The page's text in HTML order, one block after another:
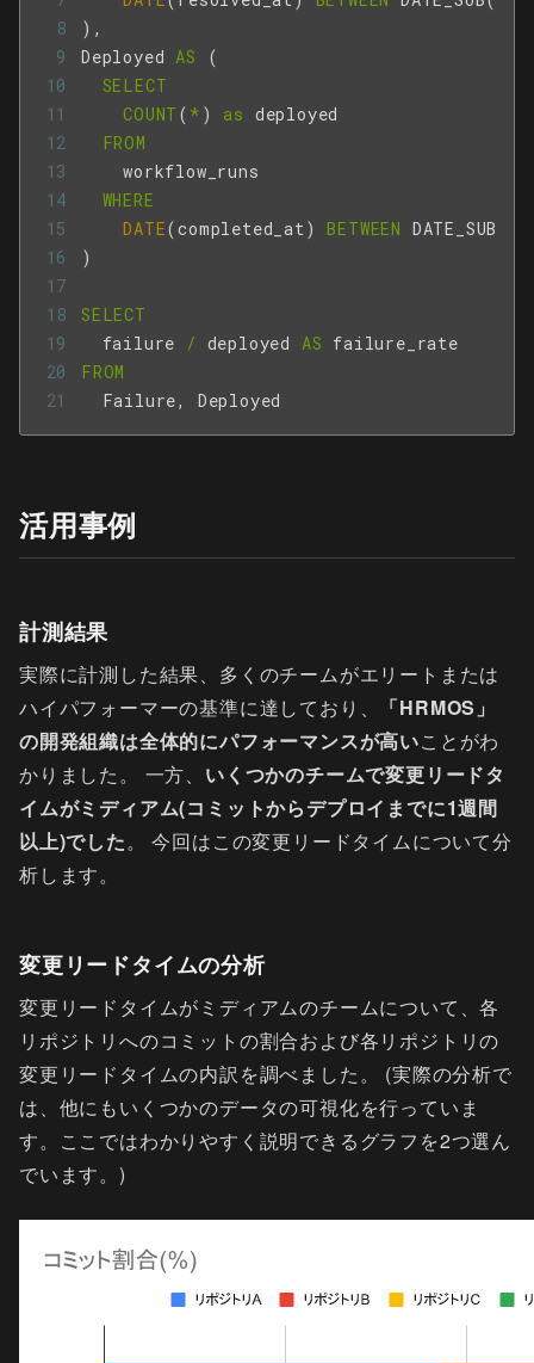
),
Deployed AS
(
SELECT
COUNT ( * ) as deployed
FROM
workflow_runs
WHERE
DATE(completed_at ) BETWEEN DATE_SUB
)
SELECT
failure
/ deployed AS failure_rate
FROM
Failure, Deployed
活用事例
計測結果
実際に計測した結果、多くのチームがエリートまたは
ハイパフォーマーの基準に達しており、
「HRMOS」
の開発組織は全体的にパフォーマンスが高いことがわ
かりました。 一方、 いくつかのチームで変更リードタ
イムがミディアム(コミットからデプロイまでに1週間
以上)でした。 今回はこの変更リードタイムについて分
析します。
変更リードタイムの分析
変更リードタイムがミディアムのチームについて、各
リポジトリへのコミットの割合および各リポジトリの
変更リードタイムの内訳を調べました。 (実際の分析で
は、他にもいくつかのデータの可視化を行っていま
す。ここではわかりやすく説明できるグラフを2つ選ん
でいます。)